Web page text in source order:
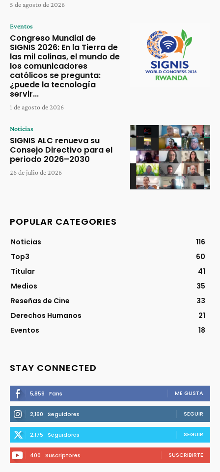
5 de agosto de 2026
Eventos
Congreso Mundial de
SIGNIS 2026: En la Tierra de
las mil colinas, el mundo de
los comunicadores
católicos se pregunta:
¿puede la tecnología
servir...
1 de agosto de 2026
Noticias
SIGNIS ALC renueva su
Consejo Directivo para el
periodo 2026–2030
26 de julio de 2026
POPULAR CATEGORIES
Noticias
116
Top3
60
Titular
41
Medios
35
Reseñas de Cine
33
Derechos Humanos
21
Eventos
18
STAY CONNECTED
5,859 Fans ME GUSTA
2,160 Seguidores SEGUIR
2,175 Seguidores SEGUIR
400 Suscriptores SUSCRIBIRTE